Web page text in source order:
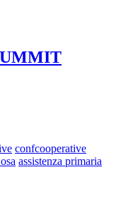
confcooperative
assistenza primaria